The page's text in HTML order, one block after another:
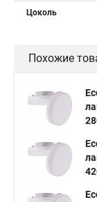
Цоколь
Похожие